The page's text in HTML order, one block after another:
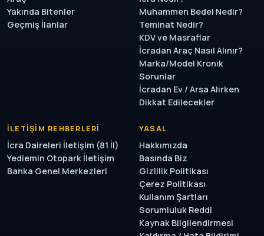
Yakında Bitenler
Geçmiş İlanlar
Muhammen Bedel Nedir?
Teminat Nedir?
KDV ve Masraflar
İcradan Araç Nasıl Alınır?
Marka/Model Kronik
Sorunlar
İcradan Ev / Arsa Alırken
Dikkat Edilecekler
İLETIŞIM REHBERLERI
İcra Daireleri İletişim (81 İl)
Yediemin Otopark İletişim
Banka Genel Merkezleri
YASAL
Hakkımızda
Basında Biz
Gizlilik Politikası
Çerez Politikası
Kullanım Şartları
Sorumluluk Reddi
Kaynak Bilgilendirmesi